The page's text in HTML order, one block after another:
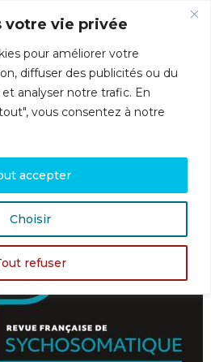
votre vie privée
pour améliorer votre
diffuser des publicités ou du
analyser notre trafic. En
vous consentez à notre
Choisir
refuser
accepter
psychosomatique – 67,